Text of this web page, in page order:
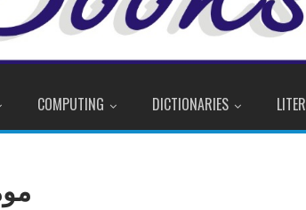
COMPUTING DICTIONARIES